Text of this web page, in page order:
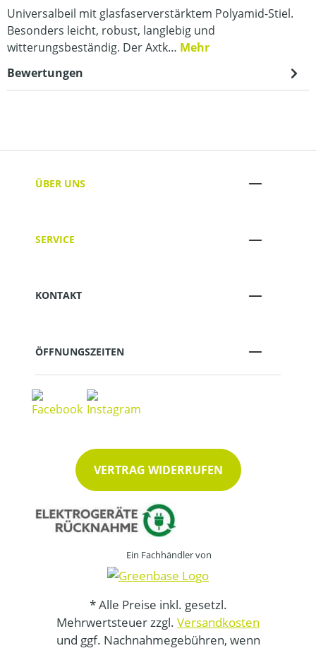
Universalbeil mit glasfaserverstärktem Polyamid-Stiel.
Besonders leicht, robust, langlebig und
witterungsbeständig. Der Axtk… Mehr
Bewertungen
ÜBER UNS
SERVICE
KONTAKT
ÖFFNUNGSZEITEN
VERTRAG WIDERRUFEN
Ein Fachhändler von
* Alle Preise inkl. gesetzl.
Mehrwertsteuer zzgl. Versandkosten
und ggf. Nachnahmegebühren, wenn